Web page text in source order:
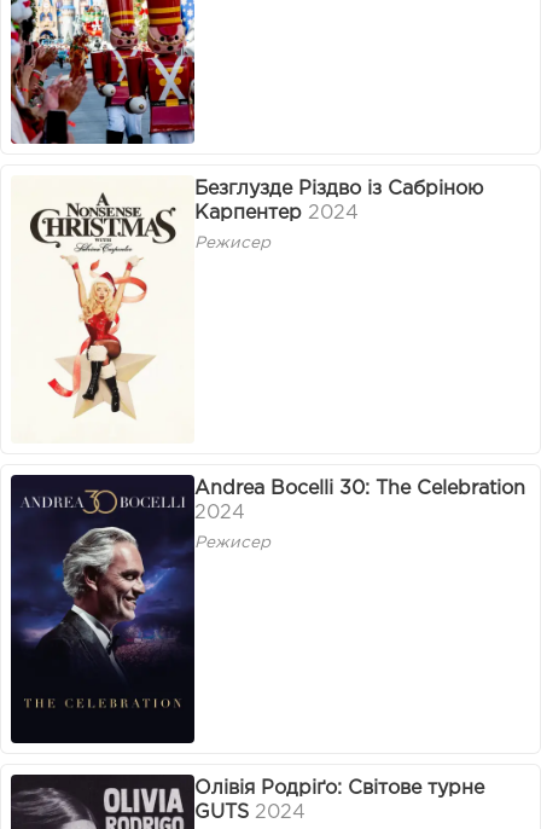
Безглузде Різдво із Сабріною
Карпентер 2024
Режисер
Andrea Bocelli 30: The Celebration
2024
Режисер
Олівія Родріґо: Світове турне
GUTS 2024